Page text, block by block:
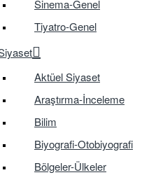
Sinema-Genel
Tiyatro-Genel
Aktüel Siyaset
Araştırma-İnceleme
Bilim
Biyografi-Otobiyografi
Bölgeler-Ülkeler